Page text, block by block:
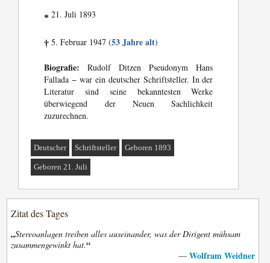
* 21. Juli 1893
† 5. Februar 1947(53 Jahre alt)
Biografie: Rudolf Ditzen Pseudonym Hans
Fallada − war ein deutscher Schriftsteller. In der
Literatur sind seine bekanntesten Werke
überwiegend der Neuen Sachlichkeit
zuzurechnen.
Deutscher Schriftsteller Geboren 1893
Geboren 21. Juli
Zitat des Tages
„Stereoanlagen treiben alles auseinander, was der Dirigent mühsam
zusammengewinkt hat.“
— Wolfram Weidner